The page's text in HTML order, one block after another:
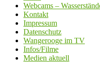
Webcams –
Kontakt
Impressum
Datenschutz
Wangerooge im TV
Infos/Filme
Medien aktuell